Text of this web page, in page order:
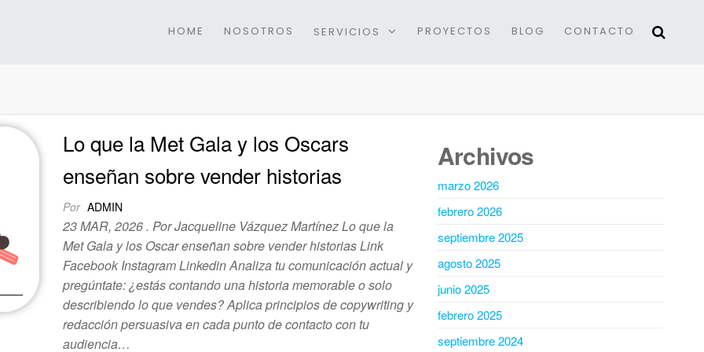
HOME NOSOTROS SERVICIOS PROYECTOS BLOG CONTACTO
Lo que la Met Gala y los Oscars
enseñan sobre vender historias
Por ADMIN
23 MAR, 2026 . Por Jacqueline Vázquez Martínez Lo que la
Met Gala y los Oscar enseñan sobre vender historias Link
Facebook Instagram Linkedin Analiza tu comunicación actual y
pregúntate: ¿estás contando una historia memorable o solo
describiendo lo que vendes? Aplica principios de copywriting y
redacción persuasiva en cada punto de contacto con tu
audiencia…
Archivos
marzo 2026
febrero 2026
septiembre 2025
agosto 2025
junio 2025
febrero 2025
septiembre 2024